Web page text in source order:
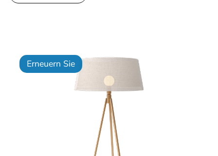
Erneuern Sie